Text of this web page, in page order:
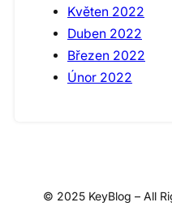
Květen 2022
Duben 2022
Březen 2022
Únor 2022
© 2025 KeyBlog – All